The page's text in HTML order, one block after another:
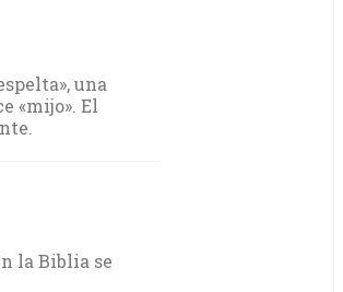
una
«mijo». El
la Biblia se